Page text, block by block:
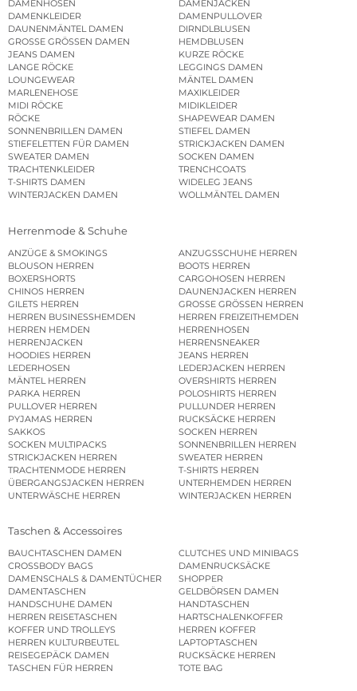
DAMENHOSEN
DAMENJACKEN
DAMENKLEIDER
DAMENPULLOVER
DAUNENMÄNTEL DAMEN
DIRNDLBLUSEN
GROSSE GRÖSSEN DAMEN
HEMDBLUSEN
JEANS DAMEN
KURZE RÖCKE
LANGE RÖCKE
LEGGINGS DAMEN
LOUNGEWEAR
MÄNTEL DAMEN
MARLENEHOSE
MAXIKLEIDER
MIDI RÖCKE
MIDIKLEIDER
RÖCKE
SHAPEWEAR DAMEN
SONNENBRILLEN DAMEN
STIEFEL DAMEN
STIEFELETTEN FÜR DAMEN
STRICKJACKEN DAMEN
SWEATER DAMEN
SOCKEN DAMEN
TRACHTENKLEIDER
TRENCHCOATS
T-SHIRTS DAMEN
WIDELEG JEANS
WINTERJACKEN DAMEN
WOLLMÄNTEL DAMEN
Herrenmode & Schuhe
ANZÜGE & SMOKINGS
ANZUGSSCHUHE HERREN
BLOUSON HERREN
BOOTS HERREN
BOXERSHORTS
CARGOHOSEN HERREN
CHINOS HERREN
DAUNENJACKEN HERREN
GILETS HERREN
GROSSE GRÖSSEN HERREN
HERREN BUSINESSHEMDEN
HERREN FREIZEITHEMDEN
HERREN HEMDEN
HERRENHOSEN
HERRENJACKEN
HERRENSNEAKER
HOODIES HERREN
JEANS HERREN
LEDERHOSEN
LEDERJACKEN HERREN
MÄNTEL HERREN
OVERSHIRTS HERREN
PARKA HERREN
POLOSHIRTS HERREN
PULLOVER HERREN
PULLUNDER HERREN
PYJAMAS HERREN
RUCKSÄCKE HERREN
SAKKOS
SOCKEN HERREN
SOCKEN MULTIPACKS
SONNENBRILLEN HERREN
STRICKJACKEN HERREN
SWEATER HERREN
TRACHTENMODE HERREN
T-SHIRTS HERREN
ÜBERGANGSJACKEN HERREN
UNTERHEMDEN HERREN
UNTERWÄSCHE HERREN
WINTERJACKEN HERREN
Taschen & Accessoires
BAUCHTASCHEN DAMEN
CLUTCHES UND MINIBAGS
CROSSBODY BAGS
DAMENRUCKSÄCKE
DAMENSCHALS & DAMENTÜCHER
SHOPPER
DAMENTASCHEN
GELDBÖRSEN DAMEN
HANDSCHUHE DAMEN
HANDTASCHEN
HERREN REISETASCHEN
HARTSCHALENKOFFER
KOFFER UND TROLLEYS
HERREN KOFFER
HERREN KULTURBEUTEL
LAPTOPTASCHEN
REISEGEPÄCK DAMEN
RUCKSÄCKE HERREN
TASCHEN FÜR HERREN
TOTE BAG